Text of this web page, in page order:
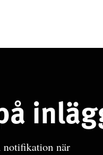
notifikation när